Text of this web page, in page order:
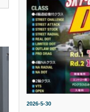
2026-5-30